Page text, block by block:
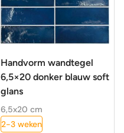
Handvorm wandtegel
6,5×20 donker blauw soft
glans
6,5x20 cm
2-3 weken